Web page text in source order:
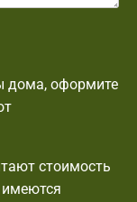
дома, оформите
стоимость
имеются